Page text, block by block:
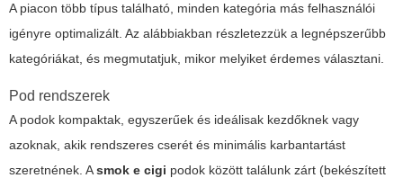
A piacon több típus található, minden kategória más felhasználói
igényre optimalizált. Az alábbiakban részletezzük a legnépszerűbb
kategóriákat, és megmutatjuk, mikor melyiket érdemes választani.
Pod rendszerek
A podok kompaktak, egyszerűek és ideálisak kezdőknek vagy
azoknak, akik rendszeres cserét és minimális karbantartást
szeretnének. Asmok e cigi podok között találunk zárt (bekészített